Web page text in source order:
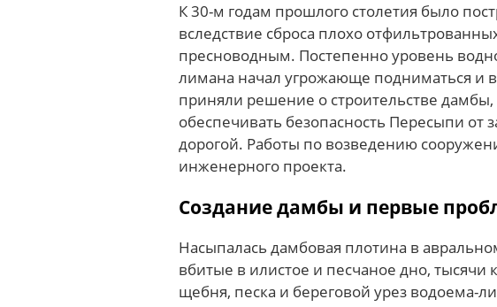
К 30-м годам прошлого столетия было
вследствие сброса плохо
пресноводным. Постепенно уровень
лимана начал угрожающе подниматься и в
приняли решение о строительстве
обеспечивать безопасность Пересыпи от
дорогой. Работы по возведению
инженерного проекта.
Создание дамбы и первые
Насыпалась дамбовая плотина в
вбитые в илистое и песчаное дно, тысячи
щебня, песка и береговой урез водоема-